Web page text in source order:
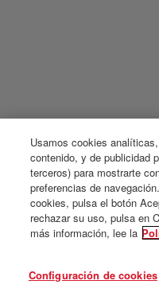
Usamos cookies
contenido, y de publicidad
terceros) para mostrarte
preferencias de
cookies, pulsa el botón
rechazar su uso, pulsa en
más información, lee la
Configuración de cookies